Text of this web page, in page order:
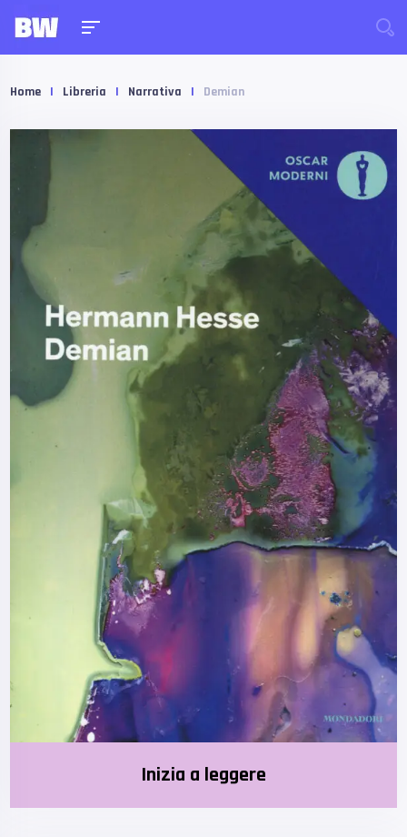
Home | Libreria | Narrativa | Demian
Inizia a leggere